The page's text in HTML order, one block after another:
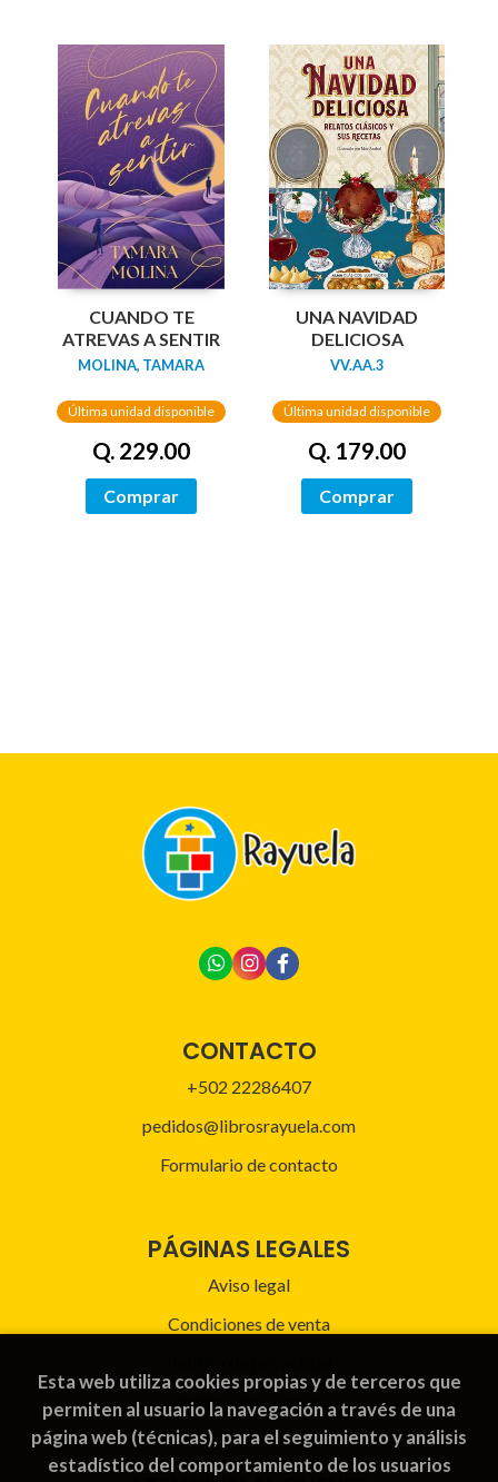
CUANDO TE
ATREVAS A SENTIR
MOLINA, TAMARA
Última unidad disponible
Q. 229.00
Comprar
UNA NAVIDAD
DELICIOSA
VV.AA.3
Última unidad disponible
Q. 179.00
Comprar
CONTACTO
+502 22286407
pedidos@librosrayuela.com
Formulario de contacto
PÁGINAS LEGALES
Aviso legal
Condiciones de venta
Política de Cookies
Esta web utiliza cookies propias y de terceros que
permiten al usuario la navegación a través de una
página web (técnicas), para el seguimiento y análisis
estadístico del comportamiento de los usuarios